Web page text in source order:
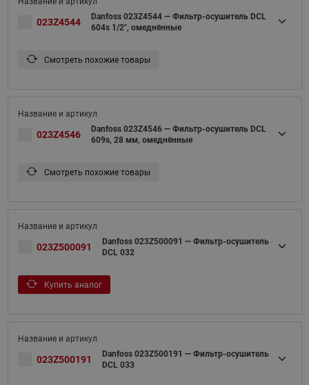
023Z4544
Danfoss 023Z4544 — Фильтр-осушитель DCL
604s 1/2", омеднённые
Смотреть похожие товары
023Z4546
Danfoss 023Z4546 — Фильтр-осушитель DCL
609s, 28 мм, омеднённые
Смотреть похожие товары
023Z500091
Danfoss 023Z500091 — Фильтр-осушитель
DCL 032
Купить аналог
023Z500191
Danfoss 023Z500191 — Фильтр-осушитель
DCL 033